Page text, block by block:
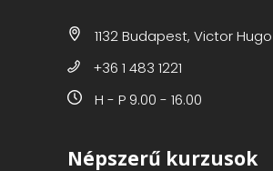
1132 Budapest, Victor Hugo
+36 1 483 1221
H - P 9.00 - 16.00
Népszerű kurzusok